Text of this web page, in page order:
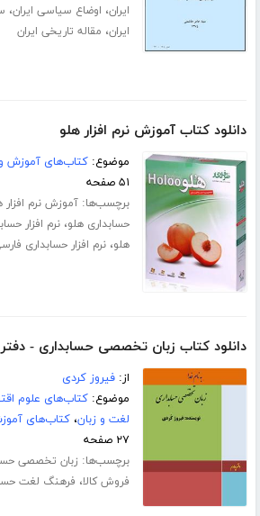
ایران، اوضاع سیاسی ایران،
ایران، مقاله تاریخی ایران
دانلود کتاب آموزش نرم افزار هلو
موضوع:کتاب‌های آموزش و
۵۱ صفحه
برچسب‌ها:آموزش نرم افزار
حسابداری هلو،نرم افزار
هلو،نرم افزار حسابداری
دانلود کتاب زبان تخصصی حسابداری -
از:فیروز کردی
موضوع:کتاب‌های علوم
لغت و زبان،کتاب‌های
۲۷ صفحه
برچسب‌ها: زبان تخصصی
فروش کالا، فرهنگ لغت